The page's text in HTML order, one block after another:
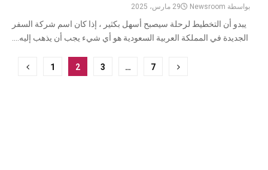
بواسطة Newsroom 29 مارس، 2025
يبدو أن التخطيط لرحلة سيصبح أسهل بكثير ، إذا كان اسم شركة السفر
الجديدة في المملكة العربية السعودية هو أي شيء يجب أن يذهب إليه....
1 2 3 … 7